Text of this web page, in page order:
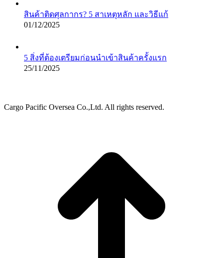
สินค้าติดศุลกากร? 5 สาเหตุหลัก และวิธีแก้
01/12/2025
5 สิ่งที่ต้องเตรียมก่อนนำเข้าสินค้าครั้งแรก
25/11/2025
Cargo Pacific Oversea Co.,Ltd. All rights reserved.